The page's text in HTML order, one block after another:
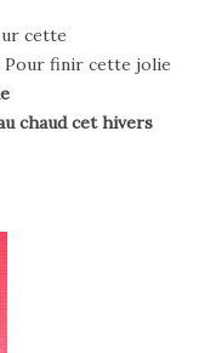
cette
Pour finir cette jolie
chaud cet hivers